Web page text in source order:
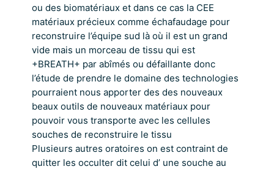
ou des biomatériaux et dans ce cas la CEE
matériaux précieux comme échafaudage pour
reconstruire l’équipe sud là où il est un grand
vide mais un morceau de tissu qui est
+BREATH+ par abîmés ou défaillante donc
l’étude de prendre le domaine des technologies
pourraient nous apporter des des nouveaux
beaux outils de nouveaux matériaux pour
pouvoir vous transporte avec les cellules
souches de reconstruire le tissu
Plusieurs autres oratoires on est contraint de
quitter les occulter dit celui d’ une souche au